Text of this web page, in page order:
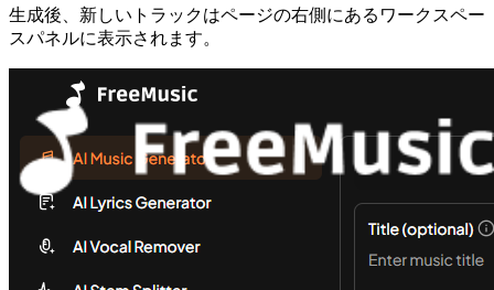
生成後、新しいトラックはページの右側にあるワークスペー
スパネルに表示されます。